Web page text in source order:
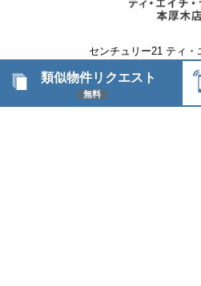
類似物件リクエスト
無料
センチュリー21 ティ・
本厚木店
〒243-0018